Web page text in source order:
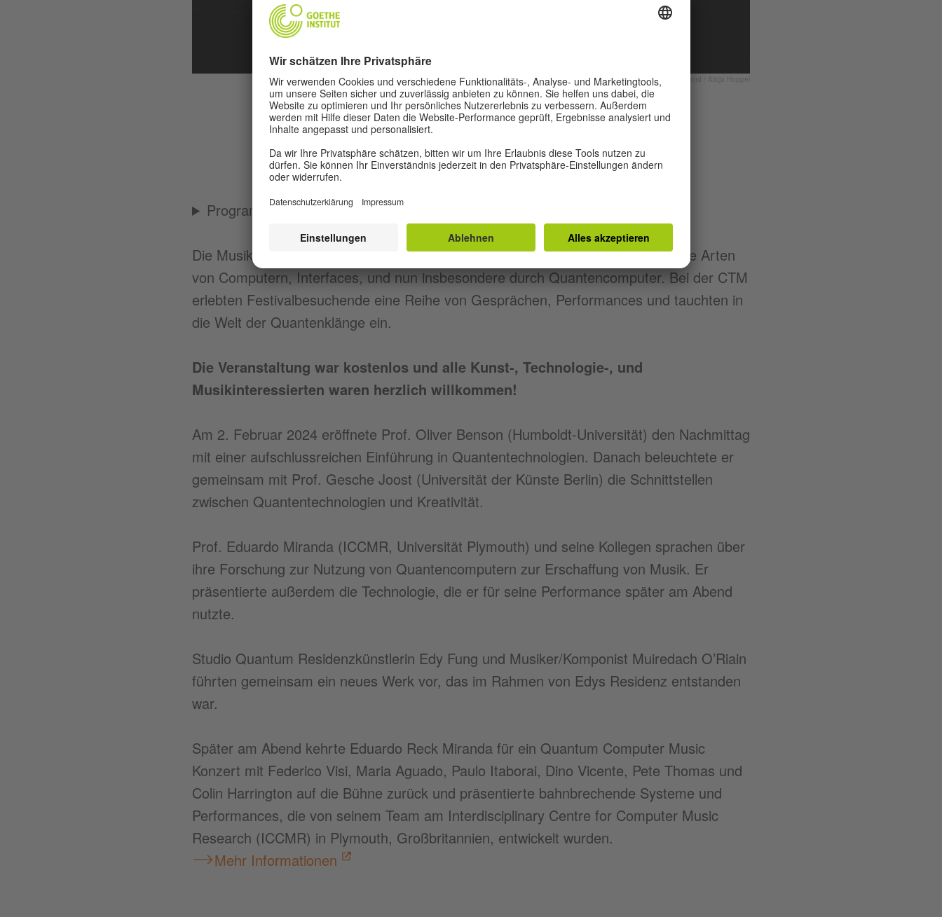
© Goethe-Institut Irland / Alicja Hoppel
Programm
Die Musik des 21. Jahrhunderts verändert sich durch Künstliche Intelligenz, neue Arten
von Computern, Interfaces, und nun insbesondere durch Quantencomputer. Bei der CTM
erlebten Festivalbesuchende eine Reihe von Gesprächen, Performances und tauchten in
die Welt der Quantenklänge ein.
Die Veranstaltung war kostenlos und alle Kunst-, Technologie-, und
Musikinteressierten waren herzlich willkommen!
Am 2. Februar 2024 eröffnete Prof. Oliver Benson (Humboldt-Universität) den Nachmittag
mit einer aufschlussreichen Einführung in Quantentechnologien. Danach beleuchtete er
gemeinsam mit Prof. Gesche Joost (Universität der Künste Berlin) die Schnittstellen
zwischen Quantentechnologien und Kreativität.
Prof. Eduardo Miranda (ICCMR, Universität Plymouth) und seine Kollegen sprachen über
ihre Forschung zur Nutzung von Quantencomputern zur Erschaffung von Musik. Er
präsentierte außerdem die Technologie, die er für seine Performance später am Abend
nutzte.
Studio Quantum Residenzkünstlerin Edy Fung und Musiker/Komponist Muiredach O’Riain
führten gemeinsam ein neues Werk vor, das im Rahmen von Edys Residenz entstanden
war.
Später am Abend kehrte Eduardo Reck Miranda für ein Quantum Computer Music
Konzert mit Federico Visi, Maria Aguado, Paulo Itaborai, Dino Vicente, Pete Thomas und
Colin Harrington auf die Bühne zurück und präsentierte bahnbrechende Systeme und
Performances, die von seinem Team am Interdisciplinary Centre for Computer Music
Research (ICCMR) in Plymouth, Großbritannien, entwickelt wurden.
Mehr Informationen